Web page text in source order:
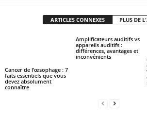
ARTICLES CONNEXES PLUS DE
Cancer de l’œsophage : 7
faits essentiels que vous
devez absolument
connaître
Amplificateurs auditifs vs
appareils auditifs :
différences, avantages et
inconvénients